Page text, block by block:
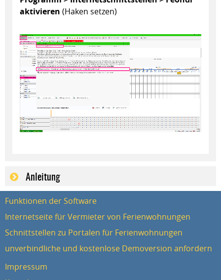
aktivieren (Haken setzen)
Anleitung
Funktionen der Software
Internetseite für Vermieter von Ferienwohnungen
Schnittstellen zu Portalen für Ferienwohnungen
unverbindliche und kostenlose Demoversion anfordern
Impressum